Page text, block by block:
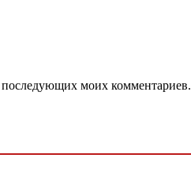
последующих моих комментариев.